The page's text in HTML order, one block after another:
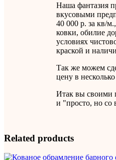
Наша фантазия
вкусовыми
40 000 р. за кв/
ковки, обилие
условиях
краской и
Так же можем
цену в несколько
Итак вы своими
и "просто, но со
Related products